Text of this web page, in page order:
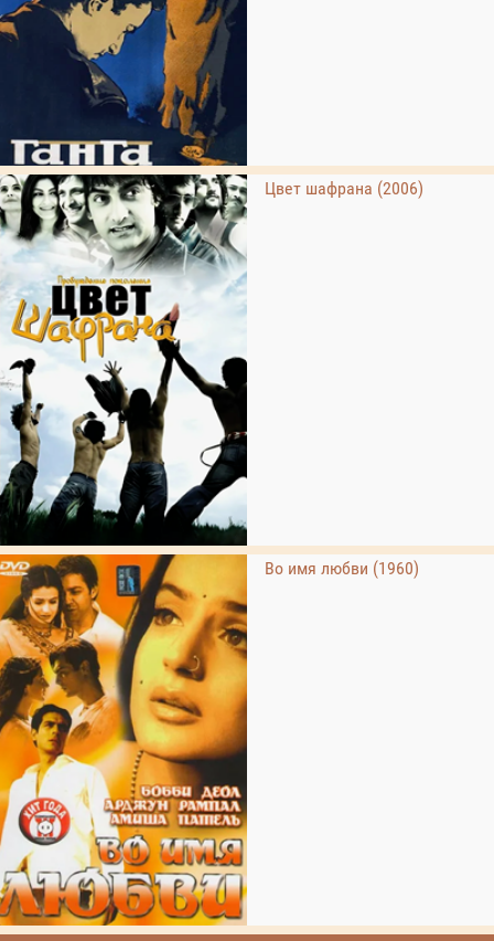
Цвет шафрана (2006)
Во имя любви (1960)